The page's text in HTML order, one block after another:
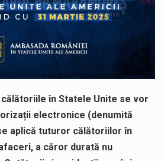
călătoriile în Statele Unite se vor
electronice (denumită
aplică tuturor călătoriilor în
a căror durată nu